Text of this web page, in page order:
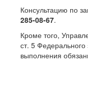
Консультацию по
285-08-67.
Кроме того,
ст. 5
выполнения